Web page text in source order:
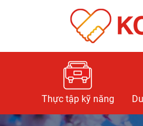
Thực tập kỹ năng